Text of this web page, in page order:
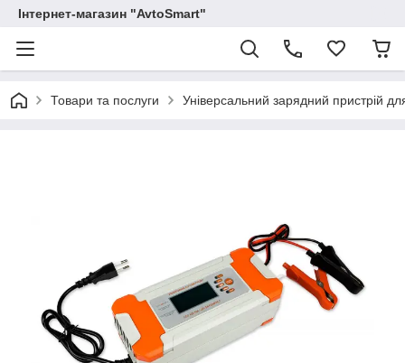
Інтернет-магазин "AvtoSmart"
Товари та послуги Універсальний зарядний пристрій